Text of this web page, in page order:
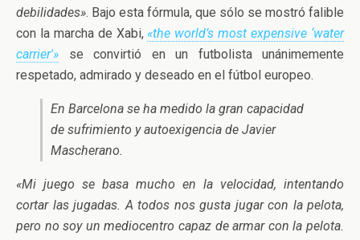
debilidades». Bajo esta fórmula, que sólo se mostró falible
con la marcha de Xabi, «the world’s most expensive ‘water
carrier'» se convirtió en un futbolista unánimemente
respetado, admirado y deseado en el fútbol europeo.
En Barcelona se ha medido la gran capacidad
de sufrimiento y autoexigencia de Javier
Mascherano.
«Mi juego se basa mucho en la velocidad, intentando
cortar las jugadas. A todos nos gusta jugar con la pelota,
pero no soy un mediocentro capaz de armar con la pelota.